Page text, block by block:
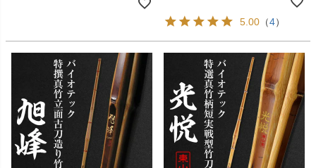
5.00 （4）